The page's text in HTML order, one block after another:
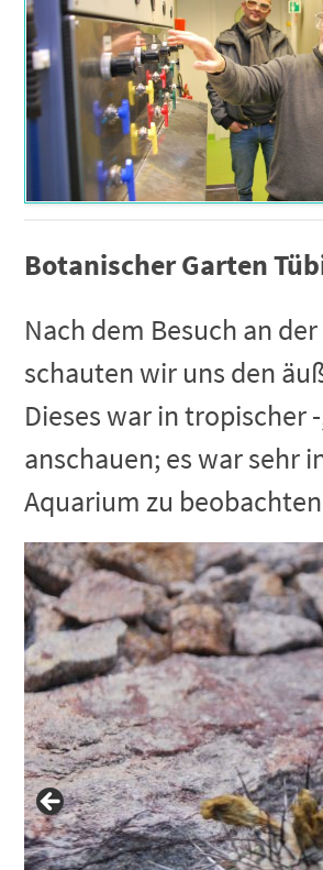
Botanischer Garten
Nach dem Besuch an
schauten wir uns den
Dieses war in tropischer
anschauen; es war sehr
Aquarium zu